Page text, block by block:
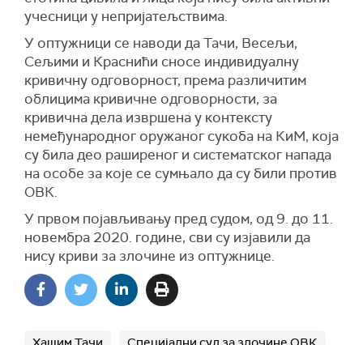
учесници у непријатељствима.
У оптужници се наводи да Тачи, Весељи,
Сељими и Краснићи сносе индивидуалну
кривичну одговорност, према различитим
облицима кривичне одговорности, за
кривична дела извршена у контексту
немеђународног оружаног сукоба на КиМ, која
су била део раширеног и систематског напада
на особе за које се сумњало да су били против
ОВК.
У првом појављивању пред судом, од 9. до 11.
новембра 2020. године, сви су изјавили да
нису криви за злочине из оптужнице.